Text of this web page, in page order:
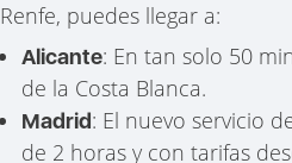
Renfe, puedes llegar a:
Alicante: En tan solo 50
de la Costa Blanca.
Madrid: El nuevo servicio
de 2 horas y con tarifas